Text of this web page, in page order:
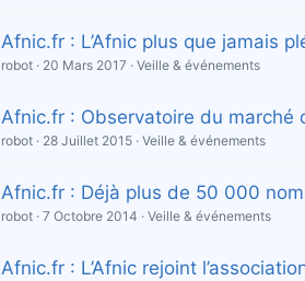
Afnic.fr : L’Afnic plus que jamais
robot 20 Mars 2017 Veille & événements
Afnic.fr : Observatoire du marché
robot 28 Juillet 2015 Veille & événements
Afnic.fr : Déjà plus de 50 000
robot 7 Octobre 2014 Veille & événements
Afnic.fr : L’Afnic rejoint